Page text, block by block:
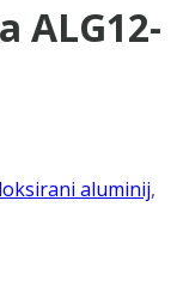
ALG12-
aluminij,